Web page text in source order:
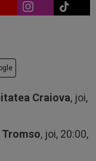
Craiova, joi,
Tromso, joi, 20:00,